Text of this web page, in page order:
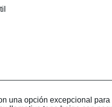
una opción excepcional